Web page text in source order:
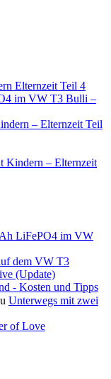
Elternzeit Teil 4
im VW T3 Bulli –
– Elternzeit Teil
Kindern – Elternzeit
LiFePO4 im VW
dem VW T3
(Update)
- Kosten und Tipps
Unterwegs mit zwei
of Love